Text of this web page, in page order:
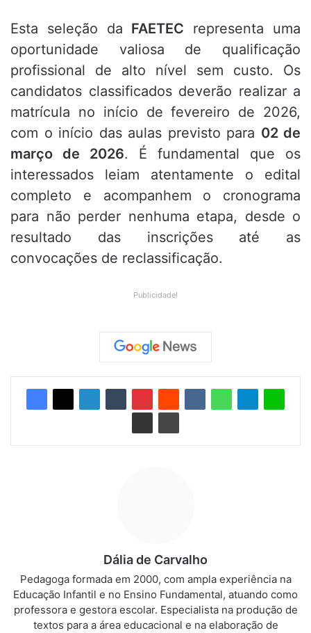
Esta seleção da FAETEC representa uma
oportunidade valiosa de qualificação
profissional de alto nível sem custo. Os
candidatos classificados deverão realizar a
matrícula no início de fevereiro de 2026,
com o início das aulas previsto para 02 de
março de 2026. É fundamental que os
interessados leiam atentamente o edital
completo e acompanhem o cronograma
para não perder nenhuma etapa, desde o
resultado das inscrições até as
convocações de reclassificação.
Publicidade!
Dália de Carvalho
Pedagoga formada em 2000, com ampla experiência na
Educação Infantil e no Ensino Fundamental, atuando como
professora e gestora escolar. Especialista na produção de
textos para a área educacional e na elaboração de